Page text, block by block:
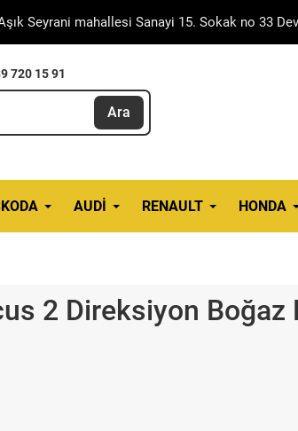
Seyrani mahallesi Sanayi 15. Sokak no 33
720 15 91
Ara
AUDI RENAULT HONDA
2 Direksiyon Boğaz